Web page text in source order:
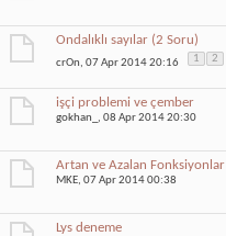
Ondalıklı sayılar (2 Soru)
crOn, 07 Apr 2014 20:16 1 2
işçi problemi ve çember
gokhan_ , 08 Apr 2014 20:30
Artan ve Azalan Fonksiyonlar
MKE, 07 Apr 2014 00:38
Lys deneme